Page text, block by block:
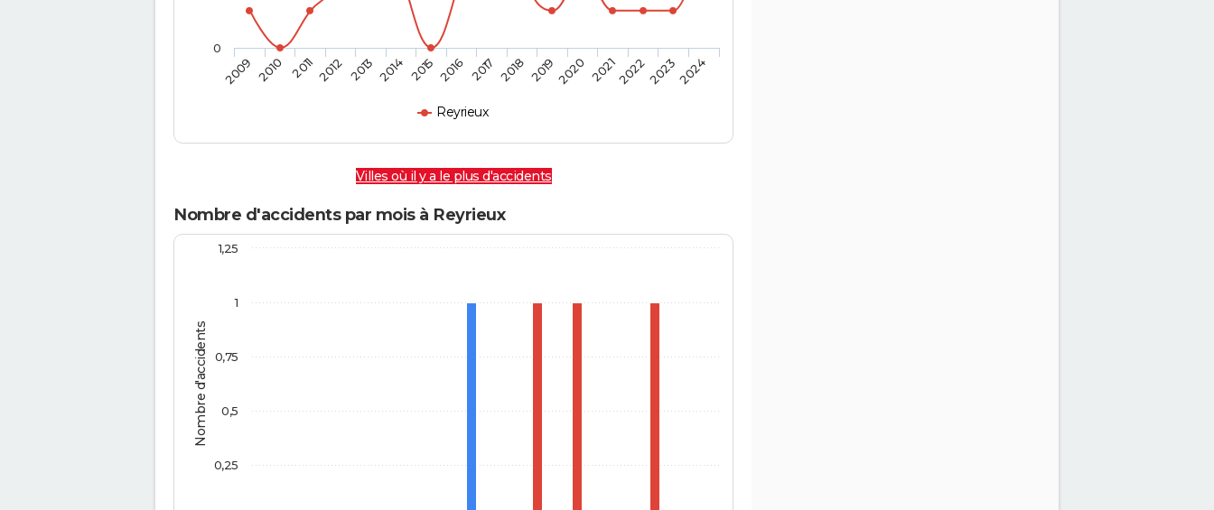
Reyrieux
2009 2010 2011 2012 2013 2014 2015 2016 2017 2018 20192020 2021202220232024
0
Villes où il y a le plus d'accidents
Nombre d'accidents par mois à Reyrieux
Nombre d'accidents
1
0,25
0,5
0,75
1,25